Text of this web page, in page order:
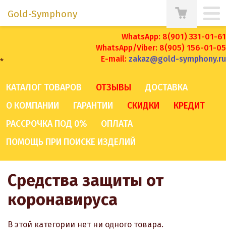
WhatsApp: 8(901) 331-01-61
WhatsApp/Viber: 8(905) 156-01-05
E-mail: zakaz@gold-symphony.ru
*
Gold-Symphony
КАТАЛОГ ТОВАРОВ ОТЗЫВЫ
ДОСТАВКА
О КОМПАНИИ
ГАРАНТИИ СКИДКИ
КРЕДИТ
РАССРОЧКА ПОД 0%
ОПЛАТА
ПОМОЩЬ ПРИ ПОИСКЕ ИЗДЕЛИЙ
Средства защиты от
коронавируса
В этой категории нет ни одного товара.